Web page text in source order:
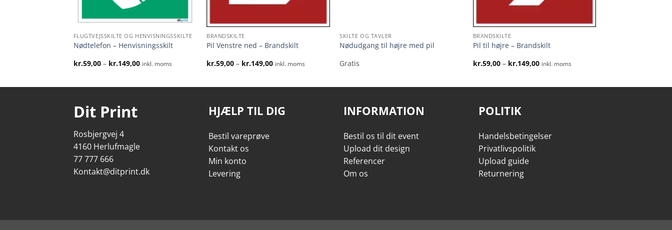
FLUGTVEJSSKILTE OG HENVISNINGSSKILTE
Nødtelefon – Henvisningsskilt
kr.59,00 – kr.149,00Prisinterval:
inkl. moms
BRANDSKILTE
Pil Venstre ned – Brandskilt
kr.59,00 – kr.149,00Prisinterval:
inkl. moms
SKILTE OG TAVLER
Nødudgang til højre med pil
Gratis
BRANDSKILTE
Pil til højre – Brandskilt
kr.59,00 – kr.149,00Prisinterval:
inkl. moms
Dit Print
Rosbjergvej 4
4160 Herlufmagle
77 777 666
Kontakt@ditprint.dk
HJÆLP TIL DIG
Bestil vareprøve
Kontakt os
Min konto
Levering
INFORMATION
Bestil os til dit event
Upload dit design
Referencer
Om os
POLITIK
Handelsbetingelser
Privatlivspolitik
Upload guide
Returnering